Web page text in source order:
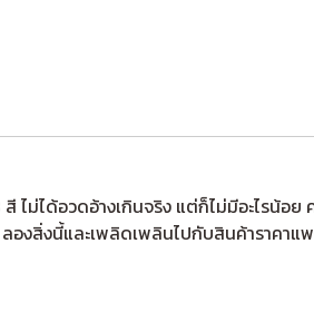
ไม่ได้อวดอ้างเกินจริง แต่ก็ไม่มีอะไรน้
งสิ่งนี้และเพลิดเพลินไปกับสินค้าราคาแ